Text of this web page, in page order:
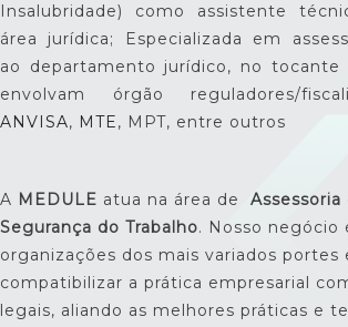
Insalubridade) como assistente
área jurídica; Especializada em
ao departamento jurídico, no tocante
envolvam órgão reguladores/
ANVISA, MTE, MPT, entre outros
A MEDULE atua na área de
Segurança do Trabalho. Nosso negócio
organizações dos mais variados portes
compatibilizar a prática empresarial
legais, aliando as melhores práticas e